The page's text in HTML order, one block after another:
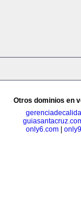
Otros dominios en
only6.com|